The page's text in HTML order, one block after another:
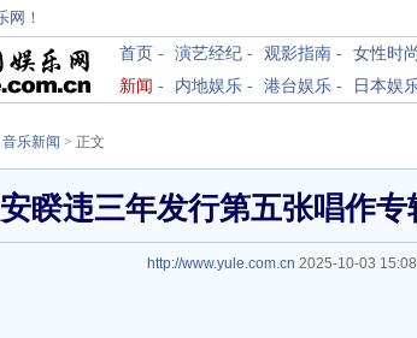
网 ！
首页 - 演艺经纪 - 观影指南 - 女性时尚
新闻 - 内地娱乐 - 港台娱乐 - 日本娱
音乐新闻 > 正文
睽违三年发行第五张唱作
http://www.yule.com.cn 2025-10-03